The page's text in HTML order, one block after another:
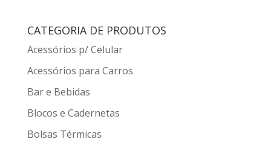
CATEGORIA DE PRODUTOS
Acessórios p/ Celular
Acessórios para Carros
Bar e Bebidas
Blocos e Cadernetas
Bolsas Térmicas